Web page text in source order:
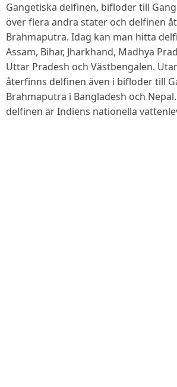
Gangetiska delfinen, bifloder till
över flera andra stater och delfinen
Brahmaputra. Idag kan man hitta
Assam, Bihar, Jharkhand, Madhya
Uttar Pradesh och Västbengalen.
återfinns delfinen även i bifloder till
Brahmaputra i Bangladesh och
delfinen är Indiens nationella